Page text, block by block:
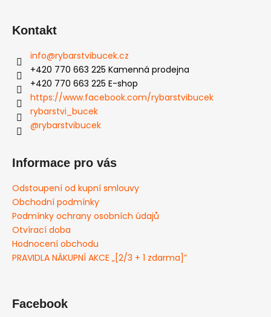
Kontakt
info@rybarstvibucek.cz
+420 770 663 225 Kamenná prodejna
+420 770 663 225 E-shop
https://www.facebook.com/rybarstvibucek
rybarstvi_bucek
@rybarstvibucek
Informace pro vás
Odstoupení od kupní smlouvy
Obchodní podmínky
Podmínky ochrany osobních údajů
Otvírací doba
Hodnocení obchodu
PRAVIDLA NÁKUPNÍ AKCE „[2/3 + 1 zdarma]”
Facebook